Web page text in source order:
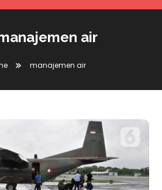
air
manajemen air